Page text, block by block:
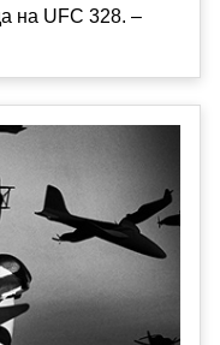
на UFC 328. –